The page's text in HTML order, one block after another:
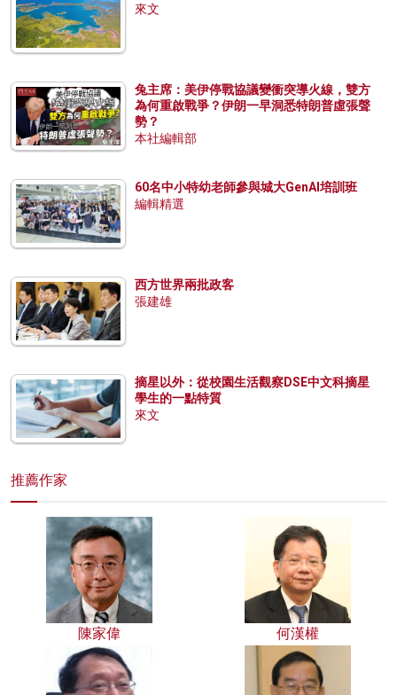
來文
兔主席：美伊停戰協議變衝突導火線，雙方
為何重啟戰爭？伊朗一早洞悉特朗普虛張聲
勢？
本社編輯部
60名中小特幼老師參與城大GenAI培訓班
編輯精選
西方世界兩批政客
張建雄
摘星以外：從校園生活觀察DSE中文科摘星
學生的一點特質
來文
推薦作家
陳家偉 何漢權